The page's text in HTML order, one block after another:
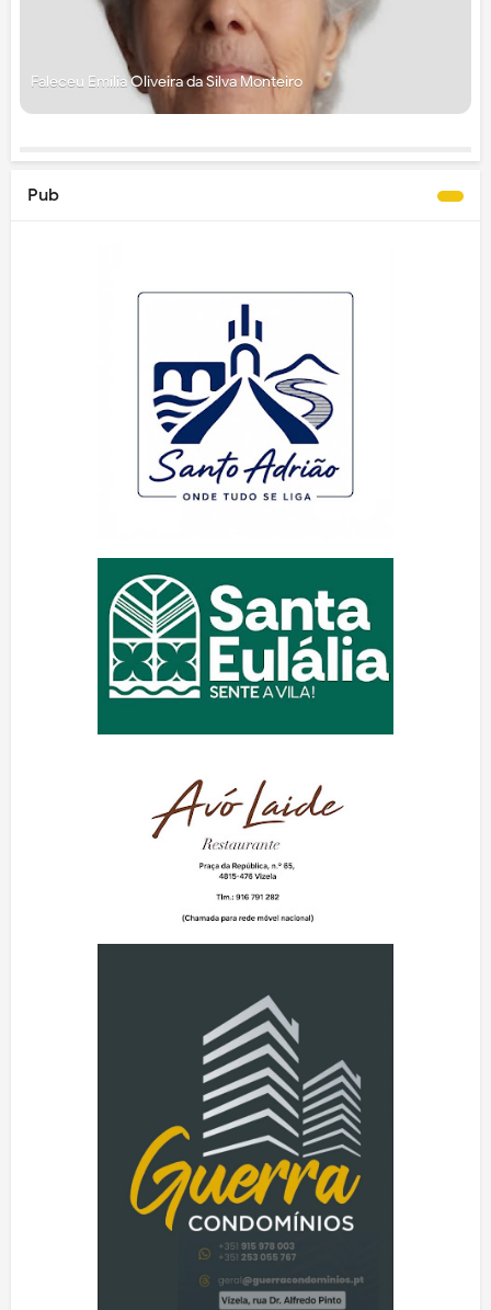
Faleceu Emília Oliveira da Silva Monteiro
Pub